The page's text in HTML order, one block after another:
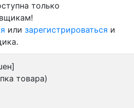
только
или зарегистрироваться и
товара)